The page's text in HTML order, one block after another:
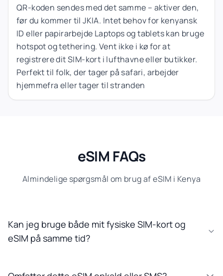
QR-koden sendes med det samme – aktiver den,
før du kommer til JKIA. Intet behov for kenyansk
ID eller papirarbejde Laptops og tablets kan bruge
hotspot og tethering. Vent ikke i kø for at
registrere dit SIM-kort i lufthavne eller butikker.
Perfekt til folk, der tager på safari, arbejder
hjemmefra eller tager til stranden
eSIM FAQs
Almindelige spørgsmål om brug af eSIM i Kenya
Kan jeg bruge både mit fysiske SIM-kort og
eSIM på samme tid?